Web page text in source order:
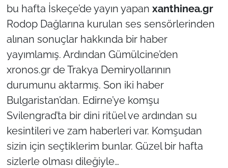
bu hafta İskeçe’de yayın yapan xanthinea.gr
Rodop Dağlarına kurulan ses sensörlerinden
alınan sonuçlar hakkında bir haber
yayımlamış. Ardından Gümülcine’den
xronos.gr de Trakya Demiryollarının
durumunu aktarmış. Son iki haber
Bulgaristan’dan. Edirne’ye komşu
Svilengrad’ta bir dini ritüel ve ardından su
kesintileri ve zam haberleri var. Komşudan
sizin için seçtiklerim bunlar. Güzel bir hafta
sizlerle olması dileğiyle…
KIRKLARELİ
ÇANAKKALE
TÜRKİYE
Bölge
Güvenlik
Genel